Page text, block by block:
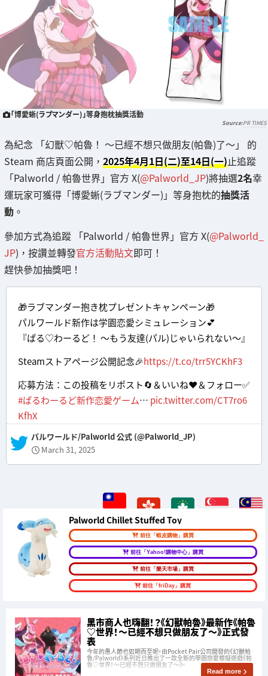
「博愛蜥(ラブマンダー)」等身抱枕抽獎活動
PR TIMES
為紀念 「幻獸♡帕魯！ ～已經不想只做朋友(帕魯)了～」 的
Steam 商店頁面公開， 2025年4月1日(二)至14日(一)止追蹤
「Palworld / 帕魯世界」官方 X(@Palworld_JP)將抽選2名幸
運玩家可獲得「博愛蜥(ラブマンダー)」等身抱枕的抽獎活
動 。
參加方式為追蹤 「Palworld / 帕魯世界」官方 X(@Palworld_
JP)，按讚並轉發官方活動貼文即可！
趕快參加抽獎吧！
🎁ラブマンダー抱き枕プレゼントキャンペーン🎁
パルワールド新作は学園恋愛シミュレーション💕
『ぱる♡わーるど！ ～もう友達(パル)じゃいられない～』
Steamストアページ公開記念🎉https://t.co/trr5YCKhF3
応募方法：この投稿をリポスト🔄＆いいね❤＆フォロー✅
#ぱるわーるど新作恋愛ゲーム… pic.twitter.com/CT7ro6
KfhX
— パルワールド/Palworld 公式 (@Palworld_JP)
March 31, 2025
Palworld Chillet Stuffed Toy
前往「蝦皮購物」購買
前往「Yahoo!購物中心」購買
前往「樂天市場」購買
前往「friDay」購買
黑市商人也嗨翻！？《幻獸帕魯》最新作《帕魯
♡世界！～已經不想只做朋友了～》正式發
表
今年的愚人節也如期而至呢。由Pocket Pair公司開發的《幻獸帕
魯/Palworld》系列近日推出了一款全新的學園戀愛模擬遊戲《帕
魯♡世界！～已經不想只做朋友了～》。
Read more